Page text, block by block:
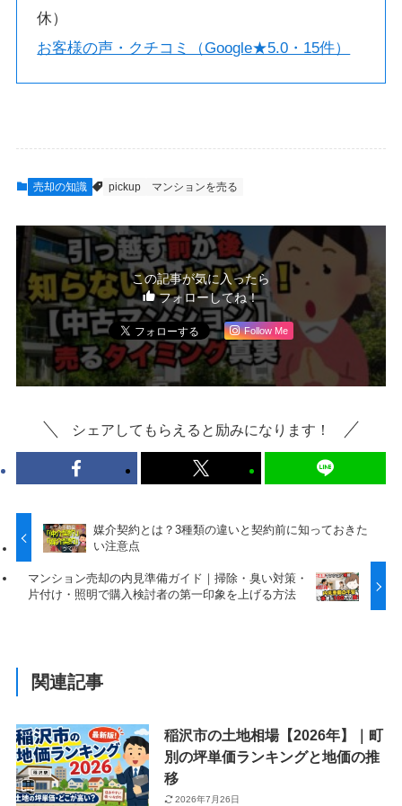
休）
お客様の声・クチコミ（Google★5.0・15件）
売却の知識 pickup マンションを売る
この記事が気に入ったら
フォローしてね！
Follow Me
シェアしてもらえると励みになります！
媒介契約とは？3種類の違いと契約前に知っておきた
い注意点
マンション売却の内見準備ガイド｜掃除・臭い対策・
片付け・照明で購入検討者の第一印象を上げる方法
関連記事
稲沢市の土地相場【2026年】｜町
別の坪単価ランキングと地価の推
移
2026年7月26日